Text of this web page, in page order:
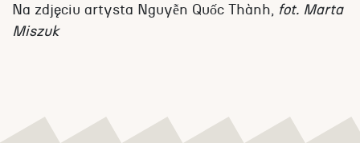
Na zdjęciu artysta Nguyễn Quốc Thành, fot. Marta
Miszuk